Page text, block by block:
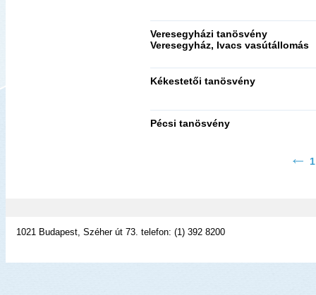
Veresegyházi tanösvény
Veresegyház, Ivacs vasútállomás
Kékestetői tanösvény
Pécsi tanösvény
1
1021 Budapest, Széher út 73. telefon: (1) 392 8200